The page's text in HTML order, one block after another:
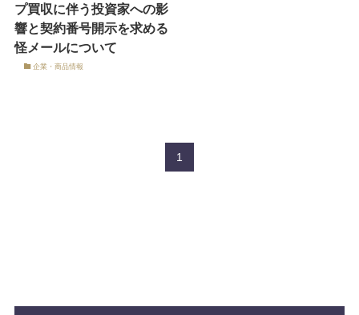
プ買収に伴う投資家への影
響と契約番号開示を求める
怪メールについて
企業・商品情報
1